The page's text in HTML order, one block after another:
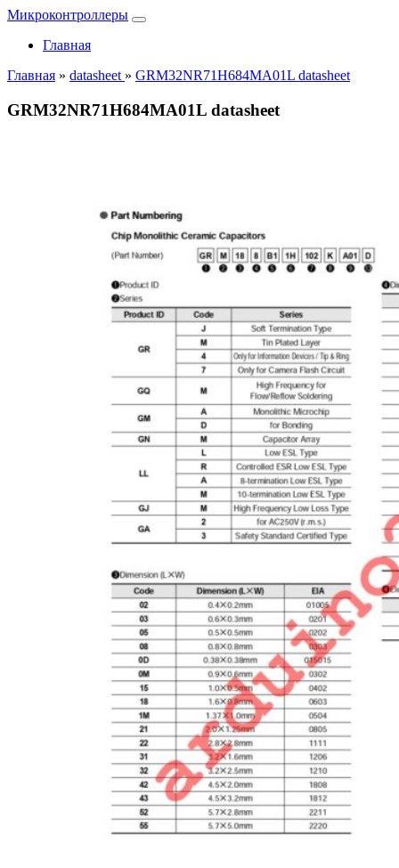
Микроконтроллеры
Главная
Главная » datasheet » GRM32NR71H684MA01L datasheet
GRM32NR71H684MA01L datasheet